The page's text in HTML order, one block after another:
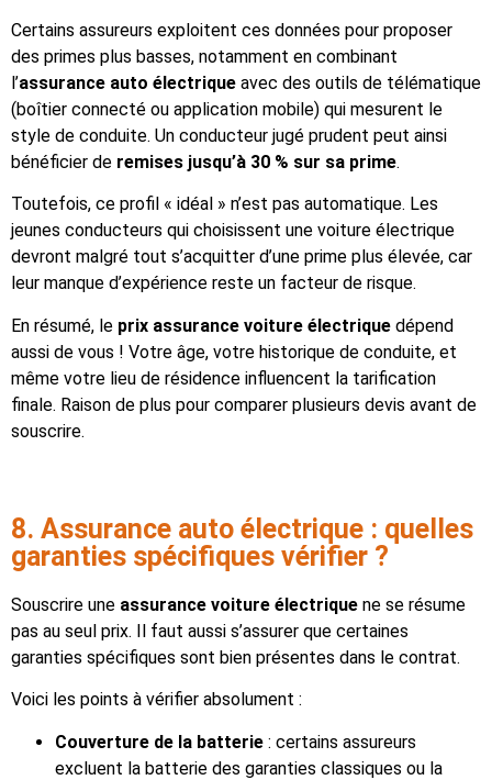
Certains assureurs exploitent ces données pour proposer
des primes plus basses, notamment en combinant
l’assurance auto électrique avec des outils de télématique
(boîtier connecté ou application mobile) qui mesurent le
style de conduite. Un conducteur jugé prudent peut ainsi
bénéficier de remises jusqu’à 30 % sur sa prime.
Toutefois, ce profil « idéal » n’est pas automatique. Les
jeunes conducteurs qui choisissent une voiture électrique
devront malgré tout s’acquitter d’une prime plus élevée, car
leur manque d’expérience reste un facteur de risque.
En résumé, le prix assurance voiture électrique dépend
aussi de vous ! Votre âge, votre historique de conduite, et
même votre lieu de résidence influencent la tarification
finale. Raison de plus pour comparer plusieurs devis avant de
souscrire.
8. Assurance auto électrique : quelles
garanties spécifiques vérifier ?
Souscrire une assurance voiture électrique ne se résume
pas au seul prix. Il faut aussi s’assurer que certaines
garanties spécifiques sont bien présentes dans le contrat.
Voici les points à vérifier absolument :
Couverture de la batterie : certains assureurs
excluent la batterie des garanties classiques ou la